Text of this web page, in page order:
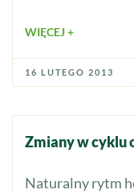
WIĘCEJ +
16 LUTEGO 2013
Zmiany w cyklu
Naturalny rytm